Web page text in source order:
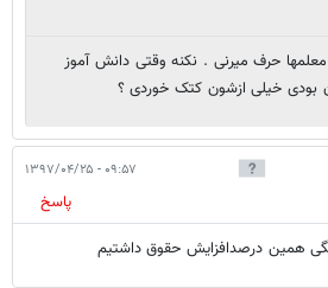
معلمها حرف میرنی . نکنه وقتی دانش آموز
بودی خیلی ازشون کتک خوردی ؟
۰۹:۵۷ - ۱۳۹۷/۰۴/۲۵
پاسخ
همین درصدافزایش حقوق داشتیم